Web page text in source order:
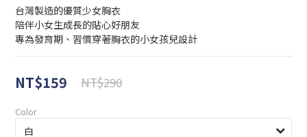
台灣製造的優質少女胸衣
陪伴小女生成長的貼心好朋友
專為發育期、習慣穿著胸衣的小女孩兒設計
NT$159 NT$290
Color